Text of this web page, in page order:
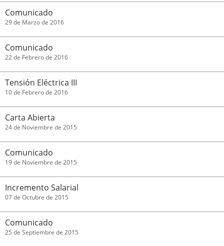
Comunicado
29 de Marzo de 2016
Comunicado
22 de Febrero de 2016
Tensión Eléctrica III
10 de Febrero de 2016
Carta Abierta
24 de Noviembre de 2015
Comunicado
19 de Noviembre de 2015
Incremento Salarial
07 de Octubre de 2015
Comunicado
25 de Septiembre de 2015